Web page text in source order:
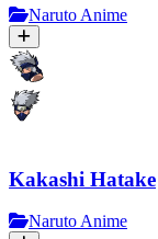
Naruto Anime
Kakashi Hatake
Naruto Anime